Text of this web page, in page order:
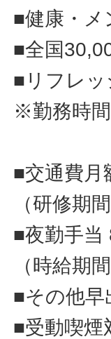
■健康・メ
■全国
■リフレッ
※勤務時
■交通費月
（研修期
■夜勤手当
（時給期
■その他早
■受動喫煙